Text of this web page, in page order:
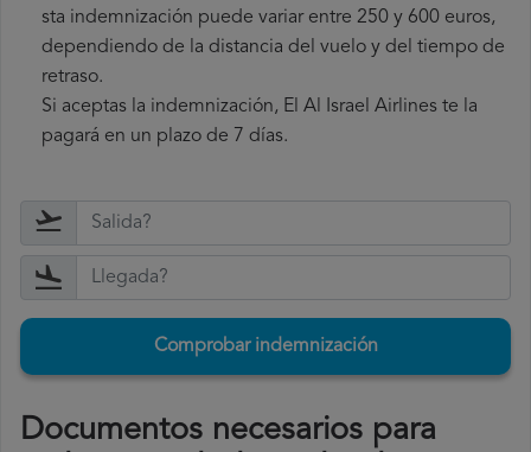
sta indemnización puede variar entre 250 y 600 euros,
dependiendo de la distancia del vuelo y del tiempo de
retraso.
Si aceptas la indemnización, El Al Israel Airlines te la
pagará en un plazo de 7 días.
Comprobar indemnización
Documentos necesarios para